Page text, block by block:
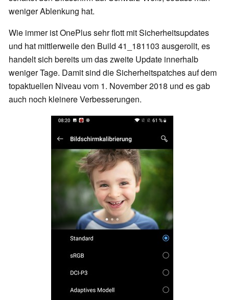
weniger Ablenkung hat.
Wie immer ist OnePlus sehr flott mit Sicherheitsupdates
und hat mittlerweile den Build 41_181103 ausgerollt, es
handelt sich bereits um das zweite Update innerhalb
weniger Tage. Damit sind die Sicherheitspatches auf dem
topaktuellen Niveau vom 1. November 2018 und es gab
auch noch kleinere Verbesserungen.